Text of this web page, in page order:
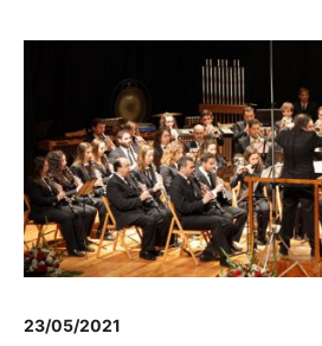
23/05/2021